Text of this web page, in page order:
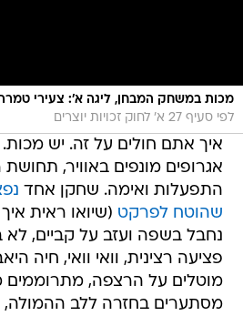
מכות במשחק המבחן, ליגה א': צעירי טמרה
לפי סעיף 27 א' לחוק זכויות יוצרים
איך אתם חולים על זה. יש מכות.
אגרופים מונפים באוויר,
התפעלות ואימה. שחקן אחד
שהוטח לפרקט (שיואו ראית
נחבל בשפה ועזב על קביים, לא
פציעה רצינית, וואי וואי, חיה
מוטלים על הרצפה, מתרוממים
מסתערים בחזרה ללב ההמולה,